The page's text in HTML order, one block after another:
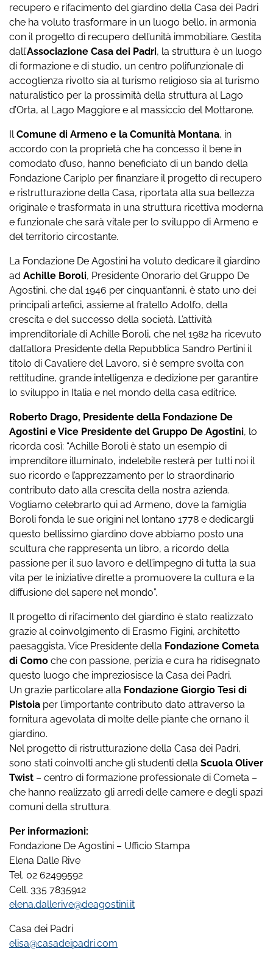
recupero e rifacimento del giardino della Casa dei Padri
che ha voluto trasformare in un luogo bello, in armonia
con il progetto di recupero dell’unità immobiliare. Gestita
dall’Associazione Casa dei Padri, la struttura è un luogo
di formazione e di studio, un centro polifunzionale di
accoglienza rivolto sia al turismo religioso sia al turismo
naturalistico per la prossimità della struttura al Lago
d’Orta, al Lago Maggiore e al massiccio del Mottarone.
IlComune di Armeno e la Comunità Montana, in
accordo con la proprietà che ha concesso il bene in
comodato d’uso, hanno beneficiato di un bando della
Fondazione Cariplo per finanziare il progetto di recupero
e ristrutturazione della Casa, riportata alla sua bellezza
originale e trasformata in una struttura ricettiva moderna
e funzionale che sarà vitale per lo sviluppo di Armeno e
del territorio circostante.
La Fondazione De Agostini ha voluto dedicare il giardino
ad Achille Boroli, Presidente Onorario del Gruppo De
Agostini, che dal 1946 per cinquant’anni, è stato uno dei
principali artefici, assieme al fratello Adolfo, della
crescita e del successo della società. L’attività
imprenditoriale di Achille Boroli, che nel 1982 ha ricevuto
dall’allora Presidente della Repubblica Sandro Pertini il
titolo di Cavaliere del Lavoro, si è sempre svolta con
rettitudine, grande intelligenza e dedizione per garantire
lo sviluppo in Italia e nel mondo della casa editrice.
Roberto Drago, Presidente della Fondazione De
Agostini e Vice Presidente del Gruppo De Agostini, lo
ricorda così: “Achille Boroli è stato un esempio di
imprenditore illuminato, indelebile resterà per tutti noi il
suo ricordo e l’apprezzamento per lo straordinario
contributo dato alla crescita della nostra azienda.
Vogliamo celebrarlo qui ad Armeno, dove la famiglia
Boroli fonda le sue origini nel lontano 1778 e dedicargli
questo bellissimo giardino dove abbiamo posto una
scultura che rappresenta un libro, a ricordo della
passione per il suo lavoro e dell’impegno di tutta la sua
vita per le iniziative dirette a promuovere la cultura e la
diffusione del sapere nel mondo”.
Il progetto di rifacimento del giardino è stato realizzato
grazie al coinvolgimento di Erasmo Figini, architetto
paesaggista, Vice Presidente della Fondazione Cometa
di Como che con passione, perizia e cura ha ridisegnato
questo luogo che impreziosisce la Casa dei Padri.
Un grazie particolare alla Fondazione Giorgio Tesi di
Pistoia per l’importante contributo dato attraverso la
fornitura agevolata di molte delle piante che ornano il
giardino.
Nel progetto di ristrutturazione della Casa dei Padri,
sono stati coinvolti anche gli studenti della Scuola Oliver
Twist – centro di formazione professionale di Cometa –
che hanno realizzato gli arredi delle camere e degli spazi
comuni della struttura.
Per informazioni:
Fondazione De Agostini – Ufficio Stampa
Elena Dalle Rive
Tel. 02 62499592
Cell. 335 7835912
elena.dallerive@deagostini.it
Casa dei Padri
elisa@casadeipadri.com